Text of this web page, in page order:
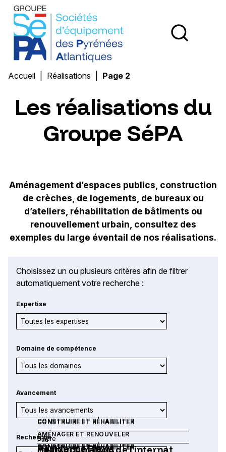
Groupe SEPA - Société d'Équipement des Pyrénées
Accueil Réalisations Page 2
Les réalisations du
Groupe SéPA
Aménagement d’espaces publics, construction
de crèches, de logements, de bureaux ou
d’ateliers, réhabilitation de bâtiments ou
renouvellement urbain, consultez des
exemples du large éventail de nos réalisations.
Choisissez un ou plusieurs critères afin de filtrer
automatiquement votre recherche :
Expertise
Domaine de compétence
Avancement
Recherche
Résidence Plana
CONSTRUIRE ET RÉHABILITER
Billère
CONSTRUIRE ET RÉHABILITER
Pau
AMÉNAGER ET RENOUVELER
CONSTRUIRE ET RÉHABILITER
CONSTRUIRE ET RÉHABILITER